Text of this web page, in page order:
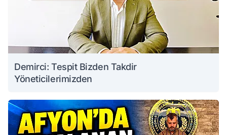
Demirci: Tespit Bizden Takdir
Yöneticilerimizden